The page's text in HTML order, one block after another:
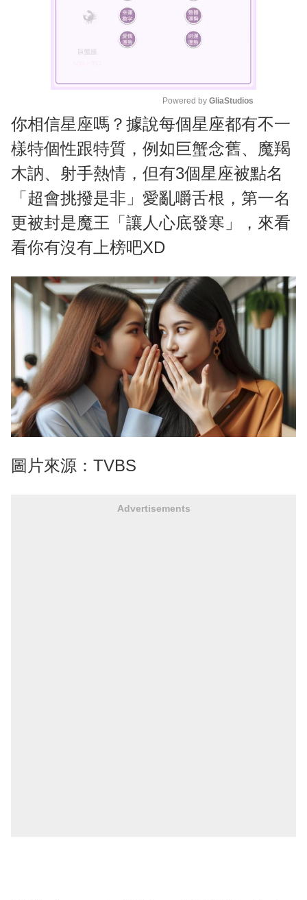
M
t
e
Powered by GliaStudios
你相信星座嗎？據說每個星座都有不一
樣特個性跟特質，例如巨蟹念舊、魔羯
木訥、射手熱情，但有3個星座被點名
「超會挑撥是非」愛亂嚼舌根，第一名
更被封是魔王「讓人心底發寒」，來看
看你有沒有上榜吧XD
圖片來源：TVBS
Advertisements